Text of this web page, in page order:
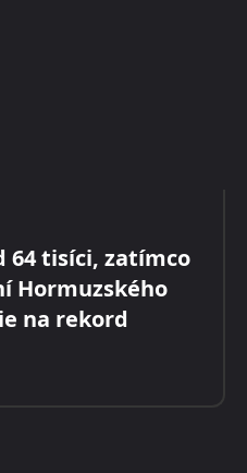
64 tisíci, zatímco
Hormuzského
na rekord